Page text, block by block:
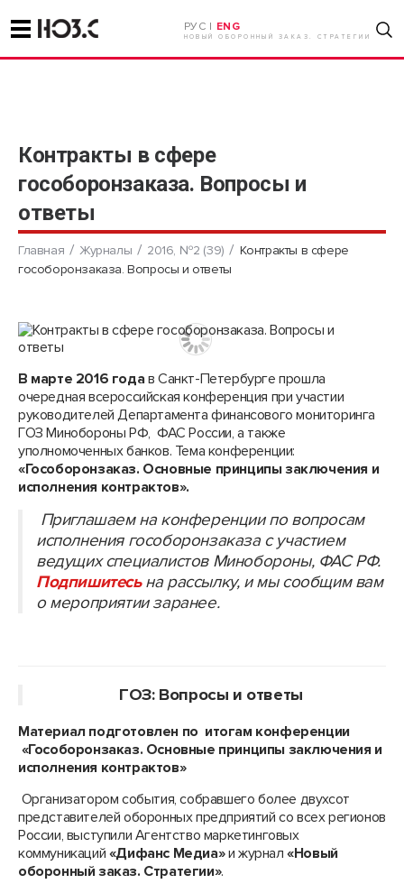
РУС | ENG
НОВЫЙ ОБОРОННЫЙ ЗАКАЗ. СТРАТЕГИИ
Контракты в сфере
гособоронзаказа. Вопросы и
ответы
Главная Журналы 2016, №2 (39)
Контракты в сфере
гособоронзаказа. Вопросы и ответы
В марте 2016 года в Санкт-Петербурге прошла
очередная всероссийская конференция при участии
руководителей Департамента финансового мониторинга
ГОЗ Минобороны РФ, ФАС России, а также
уполномоченных банков. Тема конференции:
«Гособоронзаказ. Основные принципы заключения и
исполнения контрактов».
Приглашаем на конференции по вопросам
исполнения гособоронзаказа с участием
ведущих специалистов Минобороны, ФАС РФ.
Подпишитесь на рассылку, и мы сообщим вам
о мероприятии заранее.
ГОЗ: Вопросы и ответы
Материал подготовлен по итогам конференции
«Гособоронзаказ. Основные принципы заключения и
исполнения контрактов»
Организатором события, собравшего более двухсот
представителей оборонных предприятий со всех регионов
России, выступили Агентство маркетинговых
коммуникаций «Дифанс Медиа»и журнал«Новый
оборонный заказ. Стратегии».